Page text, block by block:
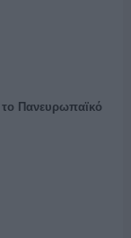
το Πανευρωπαϊκό